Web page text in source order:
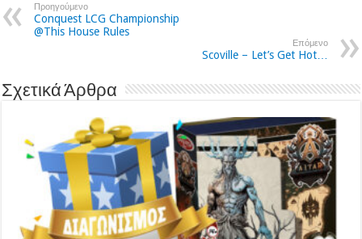
Προηγούμενο
Conquest LCG Championship
@This House Rules
Επόμενο
Scoville – Let’s Get Hot…
Σχετικά Άρθρα